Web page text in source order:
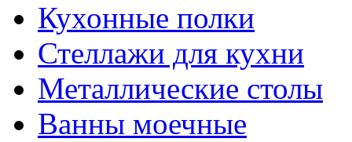
Кухонные полки
Стеллажи для кухни
Металлические столы
Ванны моечные